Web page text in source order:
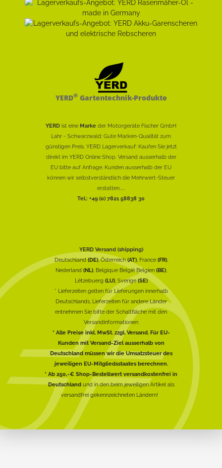
YERD®Gartentechnik-Produkte
YERD ist eine Marke der Motorgeräte Fischer GmbH
Lahr - Schwarzwald: Gute Marken-Qualität zum
günstigen Preis. YERD Lagerverkauf: Kaufen Sie jetzt
direkt im YERD Online Shop. Versand ausserhalb der
EU bitte auf Anfrage. Kunden ausserhalb der EU
können wir selbstverständlich die Mehrwert-Steuer
erstatten......
Tel.: +49 (0) 7821 58838 30
YERD Versand (shipping)
Deutschland(DE), Österreich(AT), France (FR),
Nederland (NL), Belgique België Belgien (BE),
Lëtzebuerg (LU), Sverige(SE)
* Lieferzeiten gelten für Lieferungen innerhalb
Deutschlands, Lieferzeiten für andere Länder
entnehmen Sie bitte der Schaltfläche mit den
Versandinformationen
* Alle Preise inkl. MwSt. zzgl. Versand. Für EU-
Kunden mit Versand-Ziel ausserhalb von
Deutschland müssen wir die Umsatzsteuer des
jeweiligen EU-Mitgliedsstaates berechnen.
* Ab 250,-€ Shop-Bestellwert versandkostenfrei in
Deutschlandund in den beim jeweiligen Artikel als
versandfrei gekennzeichneten Ländern!